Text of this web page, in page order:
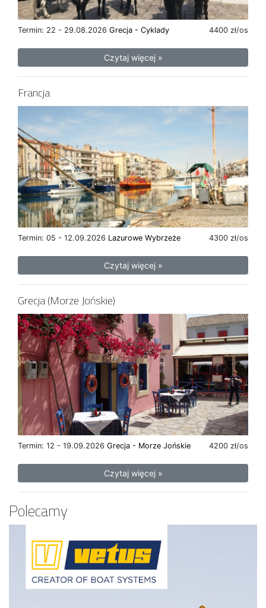
Termin: 22 - 29.08.2026 4400 zł/os
Grecja - Cyklady
Czytaj więcej »
Francja
Termin: 05 - 12.09.2026 4300 zł/os
Lazurowe Wybrzeże
Czytaj więcej »
Grecja (Morze Jońskie)
Termin: 12 - 19.09.2026 4200 zł/os
Grecja - Morze Jońskie
Czytaj więcej »
Polecamy